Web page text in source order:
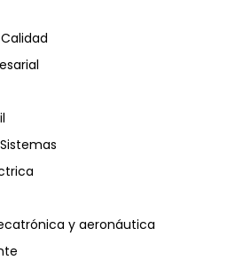
y aeronáutica